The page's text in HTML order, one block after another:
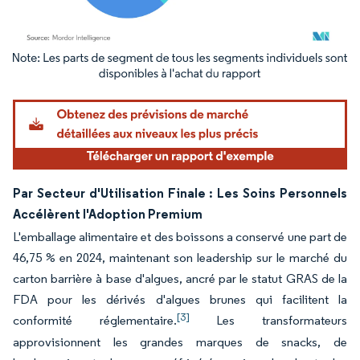
Image © Mordor Intelligence. La réutilisation nécessite une attribution sous CC BY
Par Secteur d'Utilisation Finale : Les Soins Personnels
Accélèrent l'Adoption Premium
L'emballage alimentaire et des boissons a conservé une part de
46,75 % en 2024, maintenant son leadership sur le marché du
carton barrière à base d'algues, ancré par le statut GRAS de la
FDA pour les dérivés d'algues brunes qui facilitent la
conformité réglementaire.[3] Les transformateurs
approvisionnent les grandes marques de snacks, de